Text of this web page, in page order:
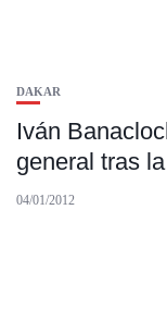
DAKAR
Iván
general tras
04/01/2012